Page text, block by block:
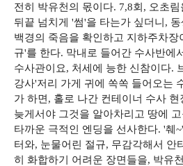
전히 박유천의 몫이다. 7,8회, 오초
뒤끝 넘치게 '썸'을 타는가 싶더니,
백경의 죽음을 확인하고 지하주차장
규'를 한다. 막내로 들어간 수사반에
수사관이요, 처세에 능한 신참이다.
강사'저리 가게 귀에 쏙쏙 들어오는
가 하면, 홀로 나간 컨테이너 수사 현
늦게서야 그것을 알아차리고 땅에
타까운 극적인 엔딩을 선사한다. '췌
터와, 눈물어린 절규, 무감각해서 안
히 화합하기 어려운 장면들을, 박유